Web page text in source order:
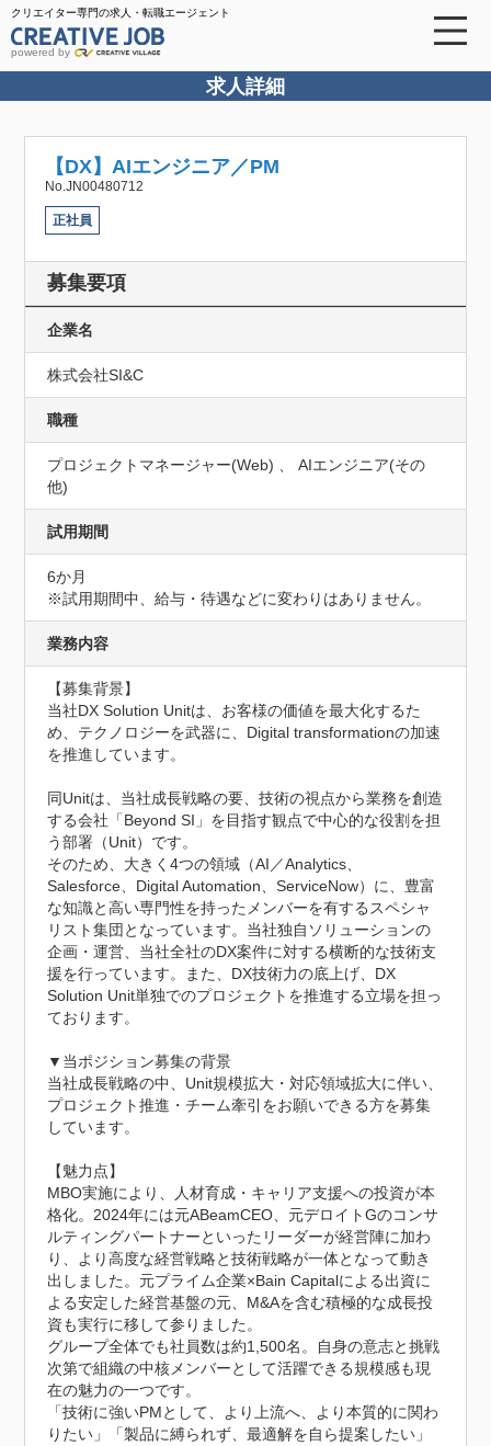
クリエイター専門の求人・転職エージェント
powered by
求人詳細
【DX】AIエンジニア／PM
No.JN00480712
正社員
募集要項
企業名
株式会社SI&C
職種
プロジェクトマネージャー(Web) 、 AIエンジニア(その
他)
試用期間
6か月
※試用期間中、給与・待遇などに変わりはありません。
業務内容
【募集背景】
当社DX Solution Unitは、お客様の価値を最大化するた
め、テクノロジーを武器に、Digital transformationの加速
を推進しています。
同Unitは、当社成長戦略の要、技術の視点から業務を創造
する会社「Beyond SI」を目指す観点で中心的な役割を担
う部署（Unit）です。
そのため、大きく4つの領域（AI／Analytics、
Salesforce、Digital Automation、ServiceNow）に、豊富
な知識と高い専門性を持ったメンバーを有するスペシャ
リスト集団となっています。当社独自ソリューションの
企画・運営、当社全社のDX案件に対する横断的な技術支
援を行っています。また、DX技術力の底上げ、DX
Solution Unit単独でのプロジェクトを推進する立場を担っ
ております。
▼当ポジション募集の背景
当社成長戦略の中、Unit規模拡大・対応領域拡大に伴い、
プロジェクト推進・チーム牽引をお願いできる方を募集
しています。
【魅力点】
MBO実施により、人材育成・キャリア支援への投資が本
格化。2024年には元ABeamCEO、元デロイトGのコンサ
ルティングパートナーといったリーダーが経営陣に加わ
り、より高度な経営戦略と技術戦略が一体となって動き
出しました。元プライム企業×Bain Capitalによる出資に
よる安定した経営基盤の元、M&Aを含む積極的な成長投
資も実行に移して参りました。
グループ全体でも社員数は約1,500名。自身の意志と挑戦
次第で組織の中核メンバーとして活躍できる規模感も現
在の魅力の一つです。
「技術に強いPMとして、より上流へ、より本質的に関わ
りたい」「製品に縛られず、最適解を自ら提案したい」